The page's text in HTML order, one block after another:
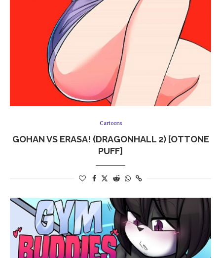
Cartoons
GOHAN VS ERASA! (DRAGONHALL 2) [OTTONE
PUFF]